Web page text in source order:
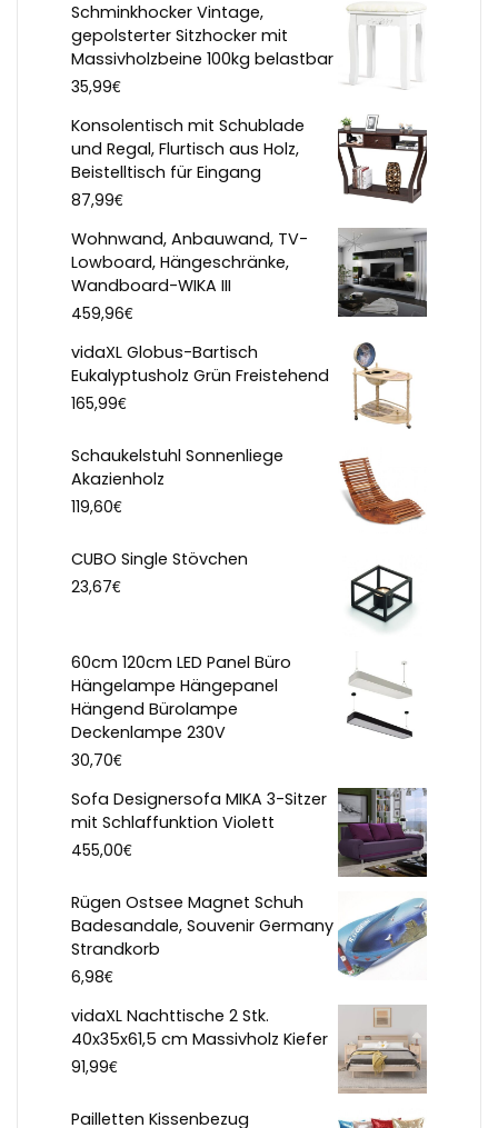
Schminkhocker Vintage,
gepolsterter Sitzhocker mit
Massivholzbeine 100kg belastbar
35,99€
Konsolentisch mit Schublade
und Regal, Flurtisch aus Holz,
Beistelltisch für Eingang
87,99€
Wohnwand, Anbauwand, TV-
Lowboard, Hängeschränke,
Wandboard-WIKA III
459,96€
vidaXL Globus-Bartisch
Eukalyptusholz Grün Freistehend
165,99€
Schaukelstuhl Sonnenliege
Akazienholz
119,60€
CUBO Single Stövchen
23,67€
60cm 120cm LED Panel Büro
Hängelampe Hängepanel
Hängend Bürolampe
Deckenlampe 230V
30,70€
Sofa Designersofa MIKA 3-Sitzer
mit Schlaffunktion Violett
455,00€
Rügen Ostsee Magnet Schuh
Badesandale, Souvenir Germany
Strandkorb
6,98€
vidaXL Nachttische 2 Stk.
40x35x61,5 cm Massivholz Kiefer
91,99€
Pailletten Kissenbezug